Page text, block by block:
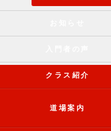
クラス紹介
道場案内